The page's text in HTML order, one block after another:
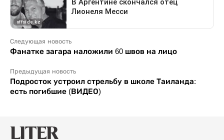
Следующая новость
Фанатке загара наложили 60 швов на лицо
Предыдущая новость
Подросток устроил стрельбу в школе Таиланда:
есть погибшие (ВИДЕО)